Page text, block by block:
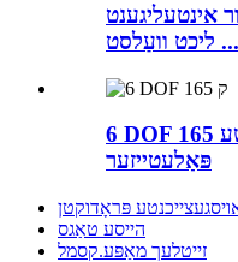
אינטעליגענט
ליכט וועַלסט ...
6 DOF 165 ק"ג פּיילאָוד ראָבאָטישע
פּאַלעטייזער
פּראָדוקטן
הייסע טאַגס
זייטלעך מאַפּע.קסמל